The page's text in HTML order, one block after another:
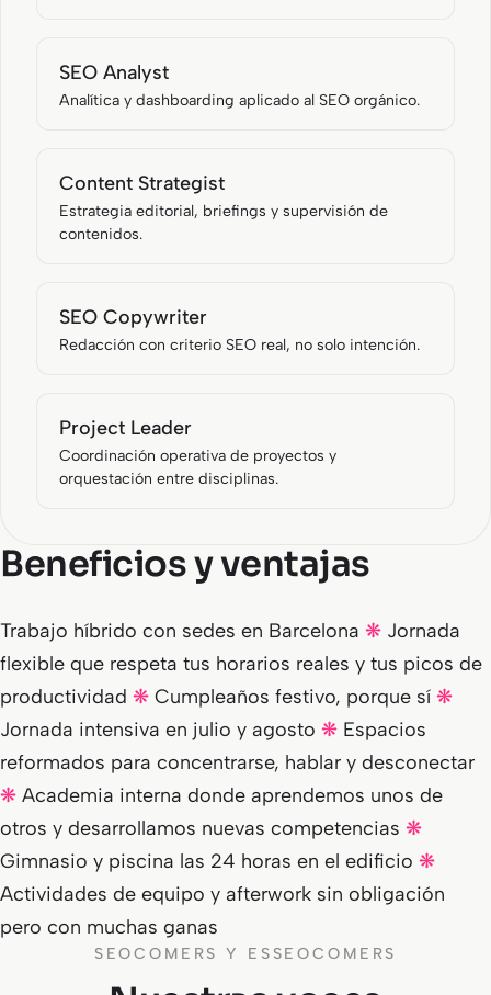
SEO Analyst
Analítica y dashboarding aplicado al SEO orgánico.
Content Strategist
Estrategia editorial, briefings y supervisión de
contenidos.
SEO Copywriter
Redacción con criterio SEO real, no solo intención.
Project Leader
Coordinación operativa de proyectos y
orquestación entre disciplinas.
Beneficios y ventajas
Trabajo híbrido con sedes en Barcelona ❋ Jornada
flexible que respeta tus horarios reales y tus picos de
productividad ❋ Cumpleaños festivo, porque sí ❋
Jornada intensiva en julio y agosto ❋ Espacios
reformados para concentrarse, hablar y desconectar
❋ Academia interna donde aprendemos unos de
otros y desarrollamos nuevas competencias ❋
Gimnasio y piscina las 24 horas en el edificio ❋
Actividades de equipo y afterwork sin obligación
pero con muchas ganas
SEOCOMERS Y ESSEOCOMERS